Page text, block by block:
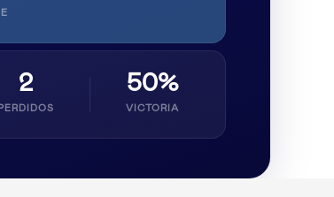
2
PERDIDOS
50%
VICTORIA